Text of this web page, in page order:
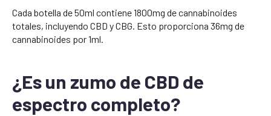
Cada botella de 50ml contiene 1800mg de cannabinoides
totales, incluyendo CBD y CBG. Esto proporciona 36mg de
cannabinoides por 1ml.
¿Es un zumo de CBD de
espectro completo?